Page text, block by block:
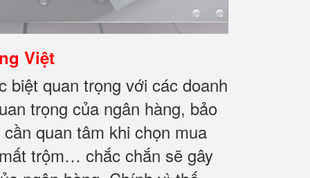
Việt
biệt quan trọng với các doanh
trọng của ngân hàng, bảo
quan tâm khi chọn mua
trộm… chắc chắn sẽ gây